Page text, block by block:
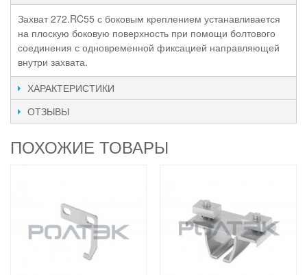
Захват 272.RC55 с боковым креплением устанавливается
на плоскую боковую поверхность при помощи болтового
соединения с одновременной фиксацией направляющей
внутри захвата.
ХАРАКТЕРИСТИКИ
ОТЗЫВЫ
ПОХОЖИЕ ТОВАРЫ